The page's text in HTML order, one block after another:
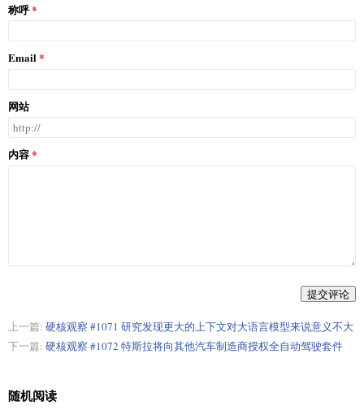
称呼
Email
网站
内容
提交评论
上一篇: 硬核观察 #1071 研究发现更大的上下文对大语言模型来说意义不大
下一篇: 硬核观察 #1072 特斯拉将向其他汽车制造商授权全自动驾驶套件
随机阅读